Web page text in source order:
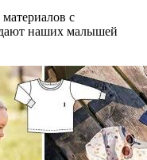
с
наших малышей